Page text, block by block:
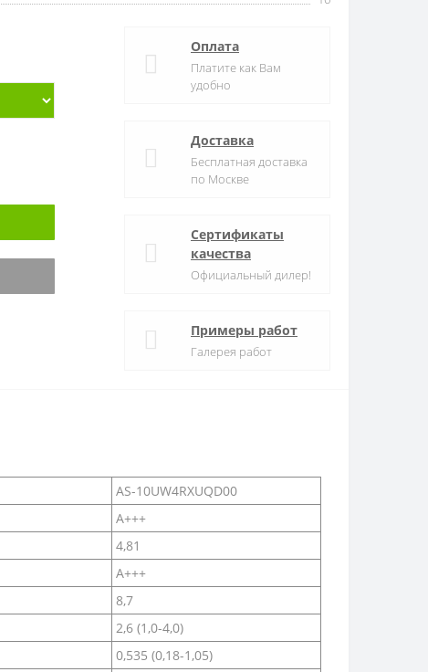
Оплата
Платите как Вам
удобно
Доставка
Бесплатная доставка
по Москве
Сертификаты
качества
Официальный дилер!
Примеры работ
Галерея работ
AS-10UW4RXUQD00
A+++
4,81
A+++
8,7
2,6 (1,0-4,0)
0,535 (0,18-1,05)